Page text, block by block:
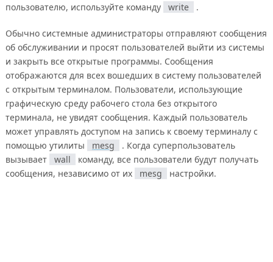
пользователю, используйте команду
write .
Обычно системные администраторы отправляют сообщения
об обслуживании и просят пользователей выйти из системы
и закрыть все открытые программы. Сообщения
отображаются для всех вошедших в систему пользователей
с открытым терминалом. Пользователи, использующие
графическую среду рабочего стола без открытого
терминала, не увидят сообщения. Каждый пользователь
может управлять доступом на запись к своему терминалу с
помощью утилиты
mesg
. Когда суперпользователь
вызывает
wall
команду, все пользователи будут получать
сообщения, независимо от их
mesg настройки.